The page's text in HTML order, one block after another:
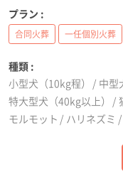
プラン :
合同火葬 一任個別火葬
種類 :
小型犬（10kg程）
中型
特大型犬（40kg以上）
モルモット
ハリネズミ